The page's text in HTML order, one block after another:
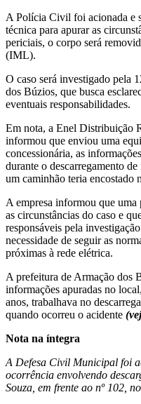
A Polícia Civil foi acionada e
técnica para apurar as
periciais, o corpo será
(IML).
O caso será investigado pela
dos Búzios, que busca
eventuais responsabilidades.
Em nota, a Enel Distribuição
informou que enviou uma
concessionária, as
durante o descarregamento
um caminhão teria encostado
A empresa informou que uma
as circunstâncias do caso e
responsáveis pela
necessidade de seguir as
próximas à rede elétrica.
A prefeitura de Armação dos
informações apuradas no
anos, trabalhava no
quando ocorreu o acidente
Nota na íntegra
A Defesa Civil Municipal foi
ocorrência envolvendo
Souza, em frente ao nº 102,